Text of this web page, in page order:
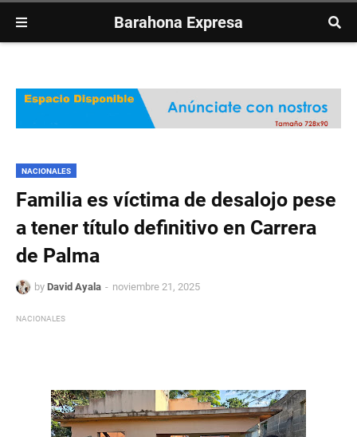
Barahona Expresa
NACIONALES
Familia es víctima de desalojo pese
a tener título definitivo en Carrera
de Palma
by David Ayala noviembre 21, 2025
NACIONALES